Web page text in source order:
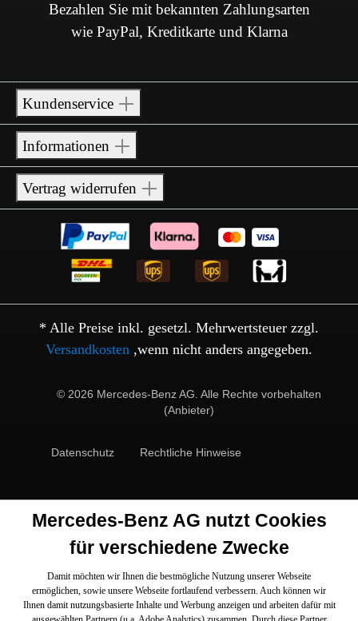
Bezahlen Sie mit bekannten Zahlungsarten
wie PayPal, Kreditkarte und Klarna
Kundenservice
Informationen
Vertrag widerrufen
* Alle Preise inkl. gesetzl. Mehrwertsteuer zzgl.
Versandkosten ,wenn nicht anders angegeben.
© 2026 Mercedes-Benz AG. Alle Rechte vorbehalten
(Anbieter)
Datenschutz Rechtliche Hinweise
Mercedes-Benz AG nutzt Cookies
für verschiedene Zwecke
Damit möchten wir Ihnen die bestmögliche Nutzung unserer Webseite
ermöglichen, sowie unsere Webseite fortlaufend verbessern. Auch können wir
Ihnen damit nutzungsbasierte Inhalte und Werbung anzeigen und arbeiten dafür mit